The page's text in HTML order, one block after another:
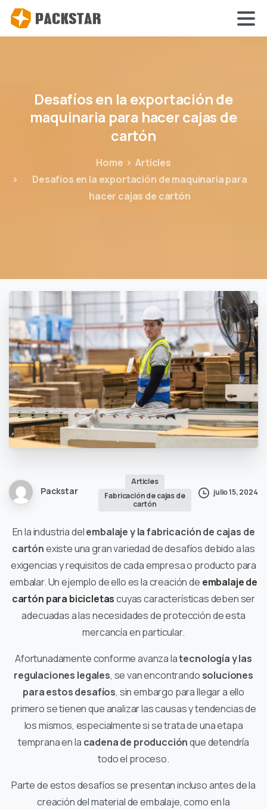
Desafíosen la exportaciónde
maquinaria para hacercajas de
cartón
Home
Articles
Desafíos en la exportación de maquinaria para
hacer cajas de cartón
Packstar
Articles
Fabricación de cajas de
cartón
julio 15, 2024
En la industria delembalaje y la fabricación de cajas de
cartónexiste una gran variedad de desafíos debido a las
exigencias y requisitos de cada empresa o producto para
embalar. Un ejemplo de ello es la creación de embalaje de
cartón para bicicletascuyas características deben ser
adecuadas a las necesidades de protección de esta
mercancía en particular.
Afortunadamente conforme avanza latecnología y las
regulaciones legales, se van encontrando soluciones
para estos desafíos, sin embargo para llegar a ello
primero se tienen que analizar las causas y tendencias de
los mismos, especialmente si se trata de una etapa
temprana en la cadena de producciónque detendría
todo el proceso.
Parte de estos desafíos se presentan incluso antes de la
creación del material de embalaje, como en la